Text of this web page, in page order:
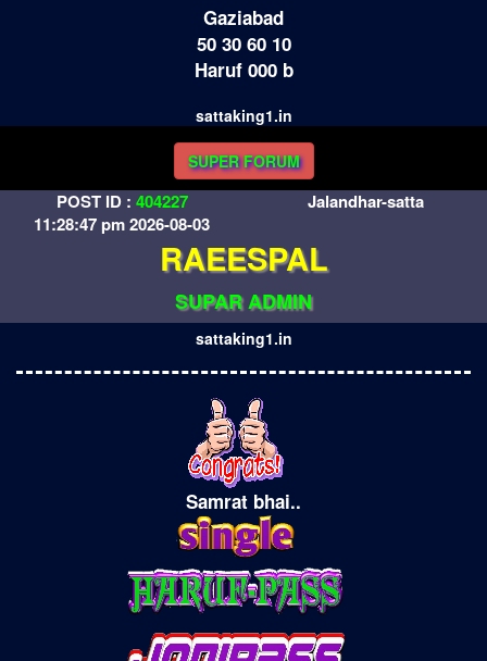
Gaziabad
50 30 60 10
Haruf 000 b
sattaking1.in
SUPER FORUM
POST ID : 404227
11:28:47 pm 2026-08-03
Jalandhar-satta
RAEESPAL
SUPAR ADMIN
sattaking1.in
Samrat bhai..